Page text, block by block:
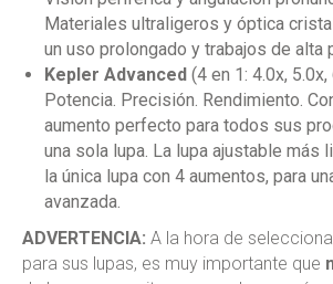
Materiales ultraligeros y óptica
un uso prolongado y trabajos de alta
Kepler Advanced (4 en 1: 4.0x, 5.0x,
Potencia. Precisión. Rendimiento.
aumento perfecto para todos sus
una sola lupa. La lupa ajustable más
la única lupa con 4 aumentos, para
avanzada.
ADVERTENCIA: A la hora de
para sus lupas, es muy importante que